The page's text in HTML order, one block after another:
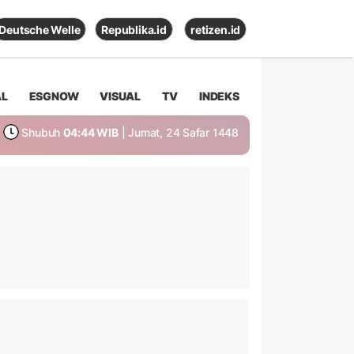
Deutsche Welle Republika.id retizen.id
ESGNOW VISUAL TV INDEKS
Shubuh 04:44 WIB | Jumat, 24 Safar 1448